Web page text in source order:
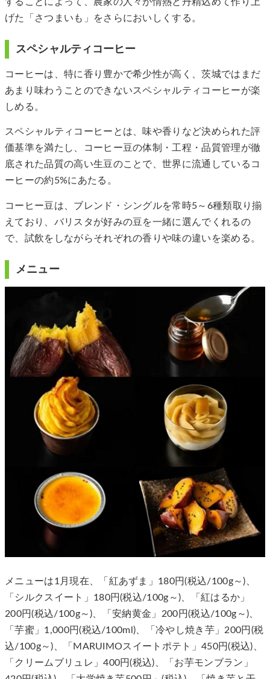
げた「さつまいも」をさらにおいしくする。
スペシャルティコーヒー
コーヒーは、特に香り豊かで希少性が高く、茨城ではまだ
あまり味わうことのできないスペシャルティコーヒーが楽
しめる。
スペシャルティコーヒーとは、味や香りなど決められた評
価基準を満たし、コーヒー豆の体制・工程・品質管理が徹
底された品質の高い生豆のことで、世界に流通しているコ
ーヒーの約5%にあたる。
コーヒー豆は、ブレンド・シングルを常時5～6種類取り揃
えており、バリスタが好みの豆を一緒に選んでくれるの
で、試飲をしながらそれぞれの香りや味の違いを楽める。
メニュー
メニューは1月現在、「紅あずま」180円(税込/100g～)、
「シルクスイート」180円(税込/100g～)、「紅はるか」
200円(税込/100g～)、「安納黄金」200円(税込/100g～)、
「芋蜜」1,000円(税込/100ml)、「冷やし焼き芋」200円(税
込/100g～)、「MARUIMOスイートポテト」450円(税込)、
「クリームブリュレ」400円(税込)、「お芋モンブラン」